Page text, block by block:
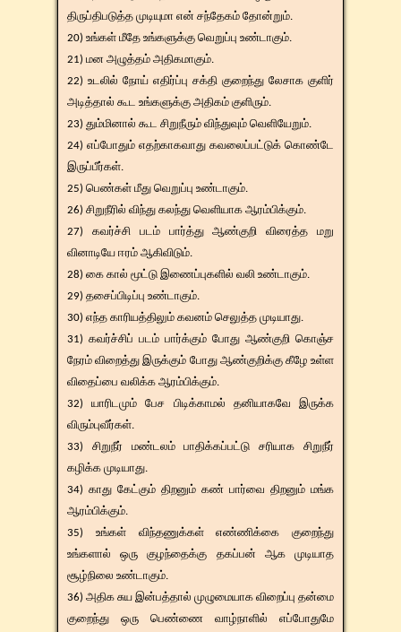
திருப்திபடுத்த முடியுமா என் சந்தேகம் தோன்றும்.
20) உங்கள் மீதே உங்களுக்கு வெறுப்பு உண்டாகும்.
21) மன அழுத்தம் அதிகமாகும்.
22) உடலில் நோய் எதிர்ப்பு சக்தி குறைந்து லேசாக குளிர்
அடித்தால் கூட உங்களுக்கு அதிகம் குளிரும்.
23) தும்மினால் கூட சிறுநீரும் விந்துவும் வெளியேறும்.
24) எப்போதும் எதற்காகவாது கவலைப்பட்டுக் கொண்டே
இருப்பீர்கள்.
25) பெண்கள் மீது வெறுப்பு உண்டாகும்.
26) சிறுநீரில் விந்து கலந்து வெளியாக ஆரம்பிக்கும்.
27) கவர்ச்சி படம் பார்த்து ஆண்குறி விரைத்த மறு
வினாடியே ஈரம் ஆகிவிடும்.
28) கை கால் மூட்டு இணைப்புகளில் வலி உண்டாகும்.
29) தசைப்பிடிப்பு உண்டாகும்.
30) எந்த காரியத்திலும் கவனம் செலுத்த முடியாது.
31) கவர்ச்சிப் படம் பார்க்கும் போது ஆண்குறி கொஞ்ச
நேரம் விறைத்து இருக்கும் போது ஆண்குறிக்கு கீழே உள்ள
விதைப்பை வலிக்க ஆரம்பிக்கும்.
32) யாரிடமும் பேச பிடிக்காமல் தனியாகவே இருக்க
விரும்புவீர்கள்.
33) சிறுநீர் மண்டலம் பாதிக்கப்பட்டு சரியாக சிறுநீர்
கழிக்க முடியாது.
34) காது கேட்கும் திறனும் கண் பார்வை திறனும் மங்க
ஆரம்பிக்கும்.
35) உங்கள் விந்தணுக்கள் எண்ணிக்கை குறைந்து
உங்களால் ஒரு குழந்தைக்கு தகப்பன் ஆக முடியாத
சூழ்நிலை உண்டாகும்.
36) அதிக சுய இன்பத்தால் முழுமையாக விறைப்பு தன்மை
குறைந்து ஒரு பெண்ணை வாழ்நாளில் எப்போதுமே